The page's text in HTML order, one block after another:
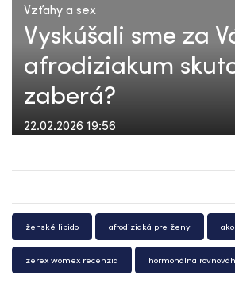
Vzťahy a sex
Vyskúšali sme za
afrodiziakum
zaberá?
22.02.2026 19:56
ženské libido afrodiziaká pre ženy
zerex womex recenzia hormonálna